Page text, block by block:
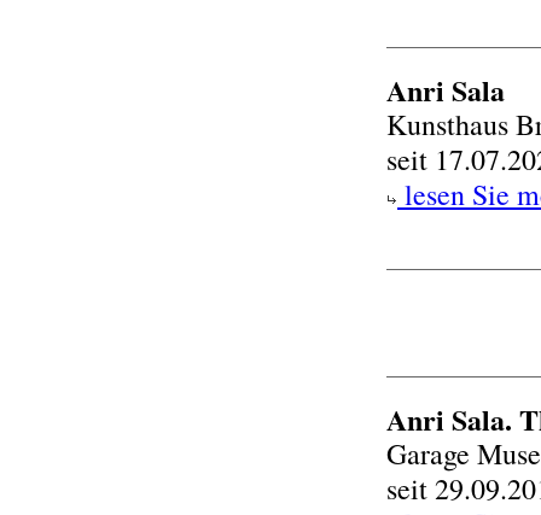
Anri Sala
Kunsthaus
seit
lesen Sie
Anri Sala.
Garage
seit